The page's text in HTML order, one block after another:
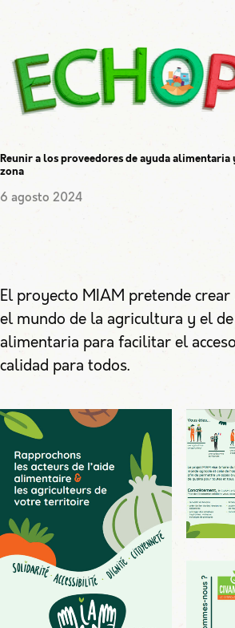
Reunir a los proveedores de ayuda
zona
6 agosto 2024
El proyecto MIAM pretende
el mundo de la agricultura y el
alimentaria para facilitar el
calidad para todos.